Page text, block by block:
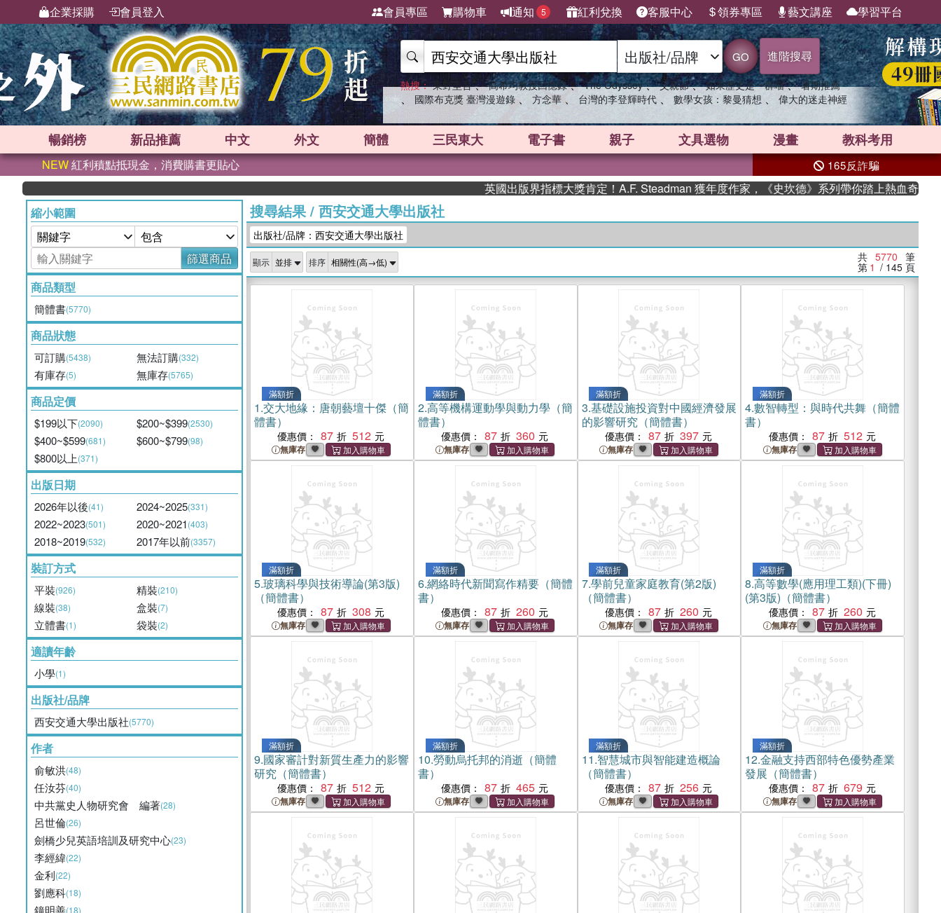
企業採購 會員登入 會員專區 購物車 通知 5 紅利兌換 客服中心 領券專區 藝文講座 學習平台
GO 進階搜尋
熱搜： 東野圭吾 、 高希均教授回憶錄 、 The Odyssey 、 父親節 、 如果歷史是一群喵 、 暑期推薦
、 國際布克獎 臺灣漫遊錄 、 方念華 、 台灣的李登輝時代 、 數學女孩：黎曼猜想 、 偉大的迷走神經
暢銷榜 新品推薦 中文 外文 簡體 三民東大 電子書 親子 文具選物 漫畫 教科考用
NEW紅利積點抵現金，消費購書更貼心 165反詐騙
英國出版界指標大獎肯定！A.F. Steadman 獲年度作家，《史坎德》系列帶你踏上熱血奇幻旅程
縮小範圍
篩選商品
商品類型
簡體書(5770)
商品狀態
可訂購(5438) 無法訂購(332)
有庫存(5) 無庫存(5765)
商品定價
$199以下(2090) $200~$399(2530)
$400~$599(681) $600~$799(98)
$800以上(371)
出版日期
2026年以後(41) 2024~2025(331)
2022~2023(501) 2020~2021(403)
2018~2019(532) 2017年以前(3357)
裝訂方式
平裝(926) 精裝(210)
線裝(38) 盒裝(7)
立體書(1) 袋裝(2)
適讀年齡
小學(1)
出版社/品牌
西安交通大學出版社(5770)
作者
俞敏洪(48)
任汝芬(40)
中共黨史人物研究會 編著(28)
呂世倫(26)
劍橋少兒英語培訓及研究中心(23)
李經緯(22)
金利(22)
劉應科(18)
鐘明善(18)
搜尋結果/ 西安交通大學出版社
出版社/品牌：西安交通大學出版社
顯示 排序 共 5770 筆
第 1 / 145 頁
滿額折
1.交大地緣：唐朝藝壇十傑（簡
體書）
優惠價： 87 512
無庫存
滿額折
2.高等機構運動學與動力學（簡
體書）
優惠價： 87 360
無庫存
滿額折
3.基礎設施投資對中國經濟發展
的影響研究（簡體書）
優惠價： 87 397
無庫存
滿額折
4.數智轉型：與時代共舞（簡體
書）
優惠價： 87 512
無庫存
滿額折
5.玻璃科學與技術導論(第3版)
（簡體書）
優惠價： 87 308
無庫存
滿額折
6.網絡時代新聞寫作精要（簡體
書）
優惠價： 87 260
無庫存
滿額折
7.學前兒童家庭教育(第2版)
（簡體書）
優惠價： 87 260
無庫存
滿額折
8.高等數學(應用理工類)(下冊)
(第3版)（簡體書）
優惠價： 87 260
無庫存
滿額折
9.國家審計對新質生產力的影響
研究（簡體書）
優惠價： 87 512
無庫存
滿額折
10.勞動烏托邦的消逝（簡體
書）
優惠價： 87 465
無庫存
滿額折
11.智慧城市與智能建造概論
（簡體書）
優惠價： 87 256
無庫存
滿額折
12.金融支持西部特色優勢產業
發展（簡體書）
優惠價： 87 679
無庫存